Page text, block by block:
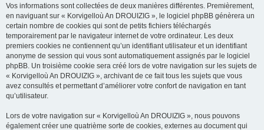
Vos informations sont collectées de deux manières différentes. Premièrement,
en naviguant sur « Korvigelloù An DROUIZIG », le logiciel phpBB génèrera un
certain nombre de cookies qui sont de petits fichiers téléchargés
temporairement par le navigateur internet de votre ordinateur. Les deux
premiers cookies ne contiennent qu’un identifiant utilisateur et un identifiant
anonyme de session qui vous sont automatiquement assignés par le logiciel
phpBB. Un troisième cookie sera créé lors de votre navigation sur les sujets de
« Korvigelloù An DROUIZIG », archivant de ce fait tous les sujets que vous
avez consultés et permettant d’améliorer votre confort de navigation en tant
qu’utilisateur.
Lors de votre navigation sur « Korvigelloù An DROUIZIG », nous pouvons
également créer une quatrième sorte de cookies, externes au document qui